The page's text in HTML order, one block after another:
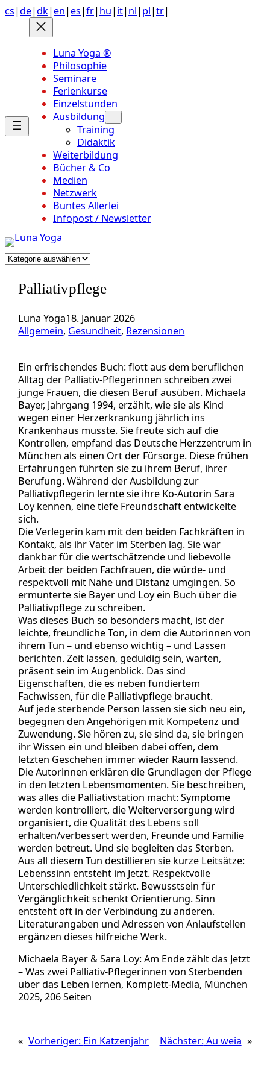
Anchor
Zum
Inhalt
springen
cs|de|dk| en| es|fr| hu| it| nl| pl|tr|
Luna Yoga ®
Philosophie
Seminare
Ferienkurse
Einzelstunden
Ausbildung
Training
Didaktik
Weiterbildung
Bücher & Co
Medien
Netzwerk
Buntes Allerlei
Infopost / Newsletter
Kategorien
Palliativpflege
Luna Yoga18. Januar 2026
Allgemein, Gesundheit, Rezensionen
Ein erfrischendes Buch: flott aus dem beruflichen
Alltag der Palliativ-Pflegerinnen schreiben zwei
junge Frauen, die diesen Beruf ausüben. Michaela
Bayer, Jahrgang 1994, erzählt, wie sie als Kind
wegen einer Herzerkrankung jährlich ins
Krankenhaus musste. Sie freute sich auf die
Kontrollen, empfand das Deutsche Herzzentrum in
München als einen Ort der Fürsorge. Diese frühen
Erfahrungen führten sie zu ihrem Beruf, ihrer
Berufung. Während der Ausbildung zur
Palliativpflegerin lernte sie ihre Ko-Autorin Sara
Loy kennen, eine tiefe Freundschaft entwickelte
sich.
Die Verlegerin kam mit den beiden Fachkräften in
Kontakt, als ihr Vater im Sterben lag. Sie war
dankbar für die wertschätzende und liebevolle
Arbeit der beiden Fachfrauen, die würde- und
respektvoll mit Nähe und Distanz umgingen. So
ermunterte sie Bayer und Loy ein Buch über die
Palliativpflege zu schreiben.
Was dieses Buch so besonders macht, ist der
leichte, freundliche Ton, in dem die Autorinnen von
ihrem Tun – und ebenso wichtig – und Lassen
berichten. Zeit lassen, geduldig sein, warten,
präsent sein im Augenblick. Das sind
Eigenschaften, die es neben fundiertem
Fachwissen, für die Palliativpflege braucht.
Auf jede sterbende Person lassen sie sich neu ein,
begegnen den Angehörigen mit Kompetenz und
Zuwendung. Sie hören zu, sie sind da, sie bringen
ihr Wissen ein und bleiben dabei offen, dem
letzten Geschehen immer wieder Raum lassend.
Die Autorinnen erklären die Grundlagen der Pflege
in den letzten Lebensmomenten. Sie beschreiben,
was alles die Palliativstation macht: Symptome
werden kontrolliert, die Weiterversorgung wird
organisiert, die Qualität des Lebens soll
erhalten/verbessert werden, Freunde und Familie
werden betreut. Und sie begleiten das Sterben.
Aus all diesem Tun destillieren sie kurze Leitsätze:
Lebenssinn entsteht im Jetzt. Respektvolle
Unterschiedlichkeit stärkt. Bewusstsein für
Vergänglichkeit schenkt Orientierung. Sinn
entsteht oft in der Verbindung zu anderen.
Literaturangaben und Adressen von Anlaufstellen
ergänzen dieses hilfreiche Werk.
Michaela Bayer & Sara Loy: Am Ende zählt das Jetzt
– Was zwei Palliativ-Pflegerinnen von Sterbenden
über das Leben lernen, Komplett-Media, München
2025, 206 Seiten
« Vorheriger: Ein Katzenjahr Nächster:Au weia »